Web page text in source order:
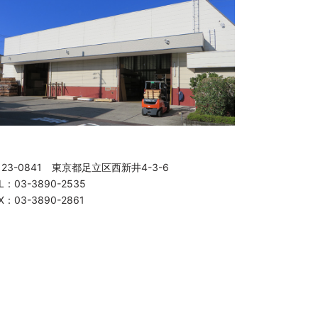
0841 東京都足立区西新井4-3-6
：03-3890-2535
：03-3890-2861